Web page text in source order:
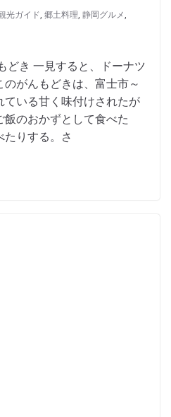
光ガイド, 郷土料理, 静岡グルメ,
どき 一見すると、ドーナツ
がんもどきは、富士市～
いる甘く味付けされたが
のおかずとして食べた
たりする。さ